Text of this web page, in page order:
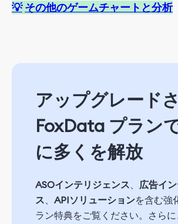
💡 その他のゲームチャートと分析
アップグレード
FoxData プラン
に多くを解放
ASOインテリジェンス、 広告イ
ス、 APIソリューションを含む強
ラン特典をご覧ください。さら